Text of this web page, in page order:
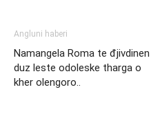
Angluni haberi
Namangela Roma te đjivdinen
duz leste odoleske tharga o
kher olengoro..